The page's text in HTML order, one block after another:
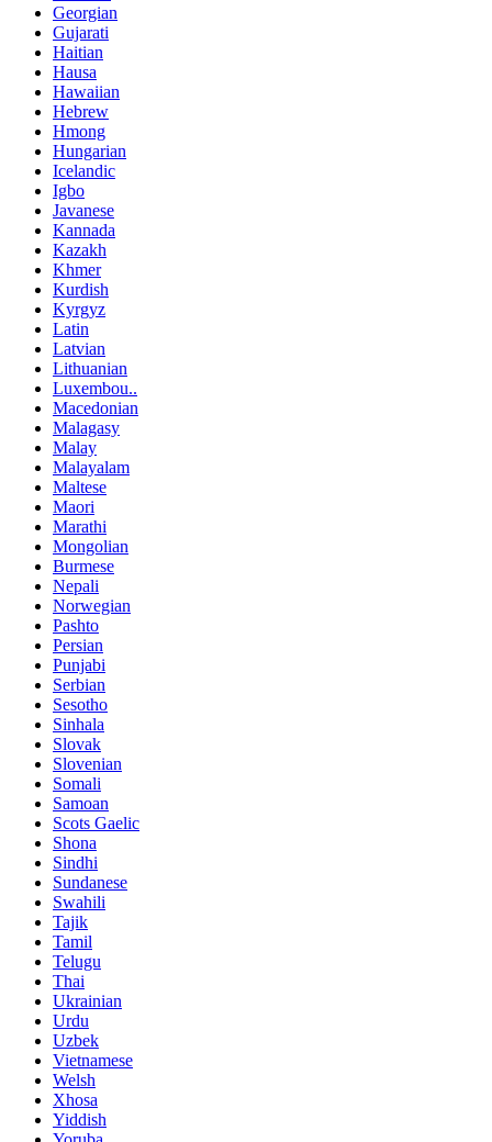
Georgian
Gujarati
Haitian
Hausa
Hawaiian
Hebrew
Hmong
Hungarian
Icelandic
Igbo
Javanese
Kannada
Kazakh
Khmer
Kurdish
Kyrgyz
Latin
Latvian
Lithuanian
Luxembou..
Macedonian
Malagasy
Malay
Malayalam
Maltese
Maori
Marathi
Mongolian
Burmese
Nepali
Norwegian
Pashto
Persian
Punjabi
Serbian
Sesotho
Sinhala
Slovak
Slovenian
Somali
Samoan
Scots Gaelic
Shona
Sindhi
Sundanese
Swahili
Tajik
Tamil
Telugu
Thai
Ukrainian
Urdu
Uzbek
Vietnamese
Welsh
Xhosa
Yiddish